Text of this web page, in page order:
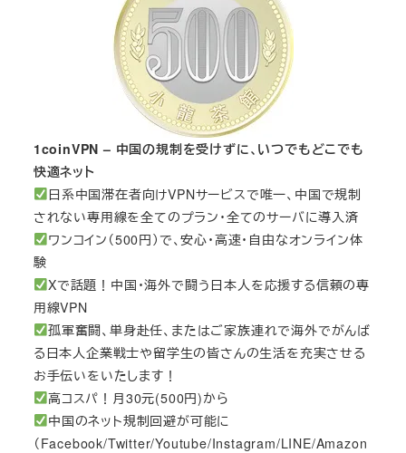
1coinVPN – 中国の規制を受けずに、いつでもどこでも
快適ネット
日系中国滞在者向けVPNサービスで唯一、中国で規制
されない専用線を全てのプラン・全てのサーバに導入済
ワンコイン（500円）で、安心・高速・自由なオンライン体
験
Xで話題！中国・海外で闘う日本人を応援する信頼の専
用線VPN
孤軍奮闘、単身赴任、またはご家族連れで海外でがんば
る日本人企業戦士や留学生の皆さんの生活を充実させる
お手伝いをいたします！
高コスパ！月30元(500円)から
中国のネット規制回避が可能に
（Facebook/Twitter/Youtube/Instagram/LINE/Amazon